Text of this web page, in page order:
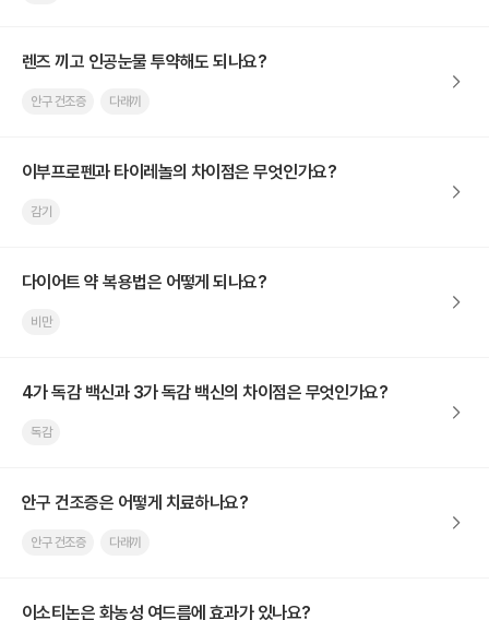
렌즈 끼고 인공눈물 투약해도 되나요?
안구 건조증 다래끼
이부프로펜과 타이레놀의 차이점은 무엇인가요?
감기
다이어트 약 복용법은 어떻게 되나요?
비만
4가 독감 백신과 3가 독감 백신의 차이점은 무엇인가요?
독감
안구 건조증은 어떻게 치료하나요?
안구 건조증 다래끼
이소티논은 화농성 여드름에 효과가 있나요?